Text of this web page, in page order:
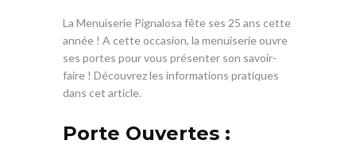
La Menuiserie Pignalosa fête ses 25 ans cette
année ! A cette occasion, la menuiserie ouvre
ses portes pour vous présenter son savoir-
faire ! Découvrez les informations pratiques
dans cet article.
Porte Ouvertes :